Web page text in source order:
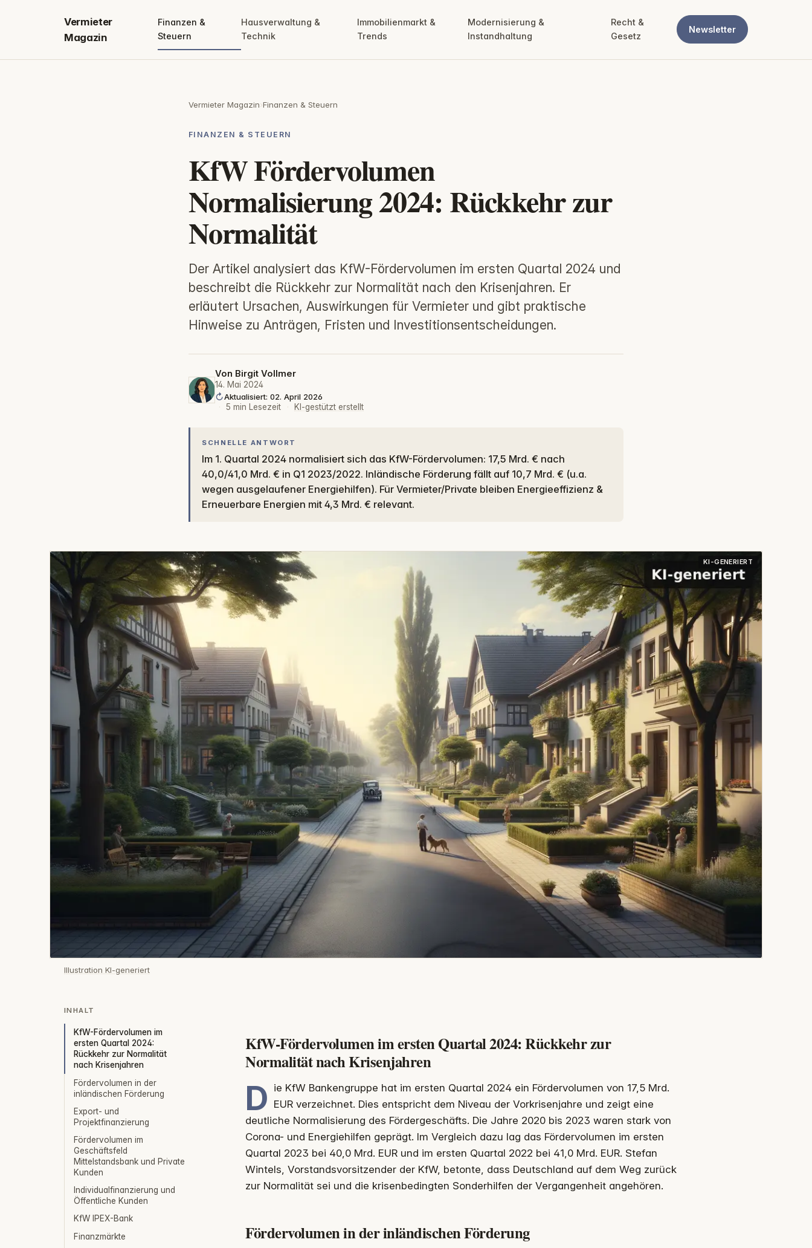
Vermieter
Magazin
Finanzen &
Steuern
Hausverwaltung &
Technik
Immobilienmarkt &
Trends
Modernisierung &
Instandhaltung
Recht &
Gesetz
Newsletter
Vermieter Magazin›Finanzen & Steuern
FINANZEN & STEUERN
KfW Fördervolumen
Normalisierung 2024: Rückkehr zur
Normalität
Der Artikel analysiert das KfW-Fördervolumen im ersten Quartal 2024 und
beschreibt die Rückkehr zur Normalität nach den Krisenjahren. Er
erläutert Ursachen, Auswirkungen für Vermieter und gibt praktische
Hinweise zu Anträgen, Fristen und Investitionsentscheidungen.
Von Birgit Vollmer
14. Mai 2024
Aktualisiert: 02. April 2026
·
5 min Lesezeit · KI-gestützt erstellt
SCHNELLE ANTWORT
Im 1. Quartal 2024 normalisiert sich das KfW-Fördervolumen: 17,5 Mrd. € nach
40,0/41,0 Mrd. € in Q1 2023/2022. Inländische Förderung fällt auf 10,7 Mrd. € (u.a.
wegen ausgelaufener Energiehilfen). Für Vermieter/Private bleiben Energieeffizienz &
Erneuerbare Energien mit 4,3 Mrd. € relevant.
KI-GENERIERT
Illustration KI-generiert
INHALT
KfW-Fördervolumen im
ersten Quartal 2024:
Rückkehr zur Normalität
nach Krisenjahren
Fördervolumen in der
inländischen Förderung
Export- und
Projektfinanzierung
Fördervolumen im
Geschäftsfeld
Mittelstandsbank und Private
Kunden
Individualfinanzierung und
Öffentliche Kunden
KfW IPEX-Bank
Finanzmärkte
KfW-Fördervolumen im ersten Quartal 2024: Rückkehr zur
Normalität nach Krisenjahren
D ie KfW Bankengruppe hat im ersten Quartal 2024 ein Fördervolumen von 17,5 Mrd.
EUR verzeichnet. Dies entspricht dem Niveau der Vorkrisenjahre und zeigt eine
deutliche Normalisierung des Fördergeschäfts. Die Jahre 2020 bis 2023 waren stark von
Corona- und Energiehilfen geprägt. Im Vergleich dazu lag das Fördervolumen im ersten
Quartal 2023 bei 40,0 Mrd. EUR und im ersten Quartal 2022 bei 41,0 Mrd. EUR. Stefan
Wintels, Vorstandsvorsitzender der KfW, betonte, dass Deutschland auf dem Weg zurück
zur Normalität sei und die krisenbedingten Sonderhilfen der Vergangenheit angehören.
Fördervolumen in der inländischen Förderung